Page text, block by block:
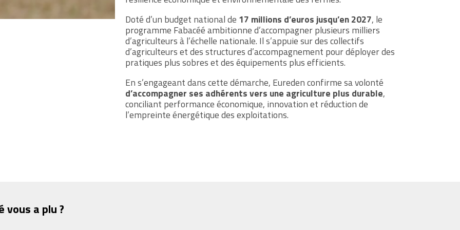
Doté d’un budget national de 17 millions d’euros jusqu’en 2027, le
programme Fabacéé ambitionne d’accompagner plusieurs milliers
d’agriculteurs à l’échelle nationale. Il s’appuie sur des collectifs
d’agriculteurs et des structures d’accompagnement pour déployer des
pratiques plus sobres et des équipements plus efficients.
En s’engageant dans cette démarche, Eureden confirme sa volonté
d’accompagner ses adhérents vers une agriculture plus durable,
conciliant performance économique, innovation et réduction de
l’empreinte énergétique des exploitations.
a plu ?